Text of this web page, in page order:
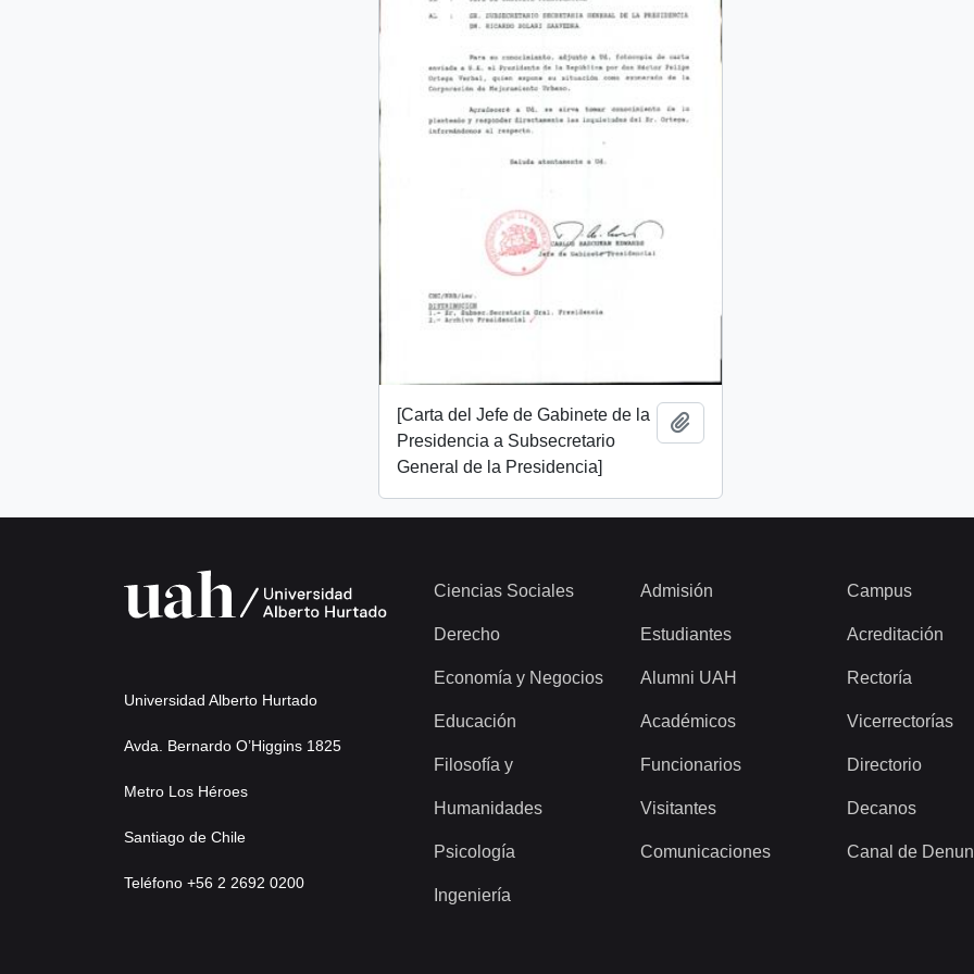
[Carta del Jefe de Gabinete de la
Presidencia a Subsecretario
General de la Presidencia]
Universidad Alberto Hurtado
Avda. Bernardo O’Higgins 1825
Metro Los Héroes
Santiago de Chile
Teléfono +56 2 2692 0200
Ciencias Sociales
Derecho
Economía y Negocios
Educación
Filosofía y
Humanidades
Psicología
Ingeniería
Admisión
Estudiantes
Alumni UAH
Académicos
Funcionarios
Visitantes
Comunicaciones
Campus
Acreditación
Rectoría
Vicerrectorías
Directorio
Decanos
Canal de